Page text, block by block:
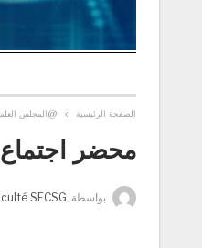
الصفحة الرئيسية @المجلس
محضر اجتماع
بواسطة Faculté SECSG